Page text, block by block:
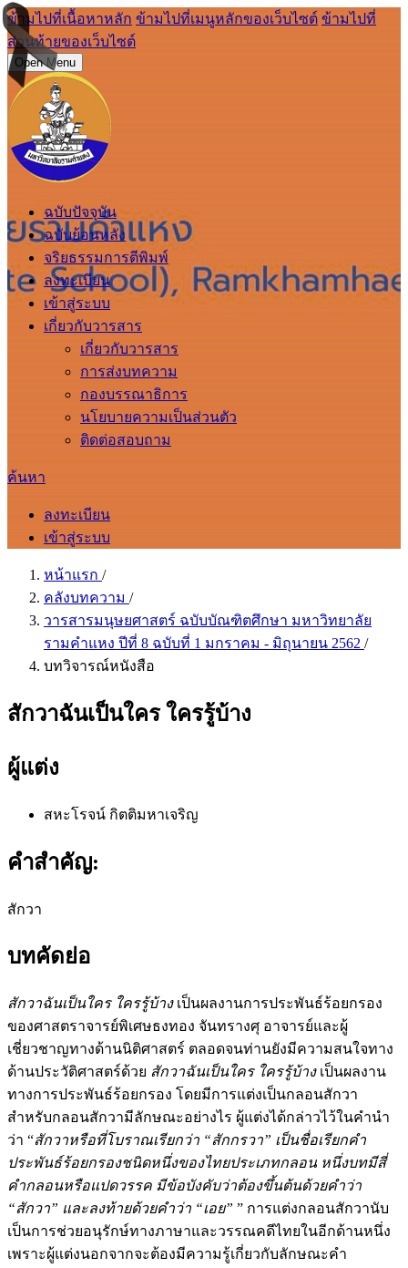
ข้ามไปที่เนื้อหาหลัก ข้ามไปที่เมนูหลักของเว็บไซต์ ข้ามไปที่
ส่วนท้ายของเว็บไซต์
Open Menu
ฉบับปัจจุบัน
ฉบับย้อนหลัง
จริยธรรมการตีพิมพ์
ลงทะเบียน
เข้าสู่ระบบ
เกี่ยวกับวารสาร
เกี่ยวกับวารสาร
การส่งบทความ
กองบรรณาธิการ
นโยบายความเป็นส่วนตัว
ติดต่อสอบถาม
ค้นหา
ลงทะเบียน
เข้าสู่ระบบ
หน้าแรก /
คลังบทความ /
วารสารมนุษยศาสตร์ ฉบับบัณฑิตศึกษา มหาวิทยาลัย
รามคำแหง ปีที่ 8 ฉบับที่ 1 มกราคม - มิถุนายน 2562 /
บทวิจารณ์หนังสือ
สักวาฉันเป็นใคร ใครรู้บ้าง
ผู้แต่ง
สหะโรจน์ กิตติมหาเจริญ
คำสำคัญ:
สักวา
บทคัดย่อ
สักวาฉันเป็นใคร ใครรู้บ้างเป็นผลงานการประพันธ์ร้อยกรอง
ของศาสตราจารย์พิเศษธงทอง จันทรางศุ อาจารย์และผู้
เชี่ยวชาญทางด้านนิติศาสตร์ ตลอดจนท่านยังมีความสนใจทาง
ด้านประวัติศาสตร์ด้วย สักวาฉันเป็นใคร ใครรู้บ้างเป็นผลงาน
ทางการประพันธ์ร้อยกรอง โดยมีการแต่งเป็นกลอนสักวา
สำหรับกลอนสักวามีลักษณะอย่างไร ผู้แต่งได้กล่าวไว้ในคำนำ
ว่า “สักวาหรือที่โบราณเรียกว่า “สักกรวา” เป็นชื่อเรียกคำ
ประพันธ์ร้อยกรองชนิดหนึ่งของไทยประเภทกลอน หนึ่งบทมีสี่
คำกลอนหรือแปดวรรค มีข้อบังคับว่าต้องขึ้นต้นด้วยคำว่า
“สักวา” และลงท้ายด้วยคำว่า “เอย” ” การแต่งกลอนสักวานับ
เป็นการช่วยอนุรักษ์ทางภาษาและวรรณคดีไทยในอีกด้านหนึ่ง
เพราะผู้แต่งนอกจากจะต้องมีความรู้เกี่ยวกับลักษณะคำ